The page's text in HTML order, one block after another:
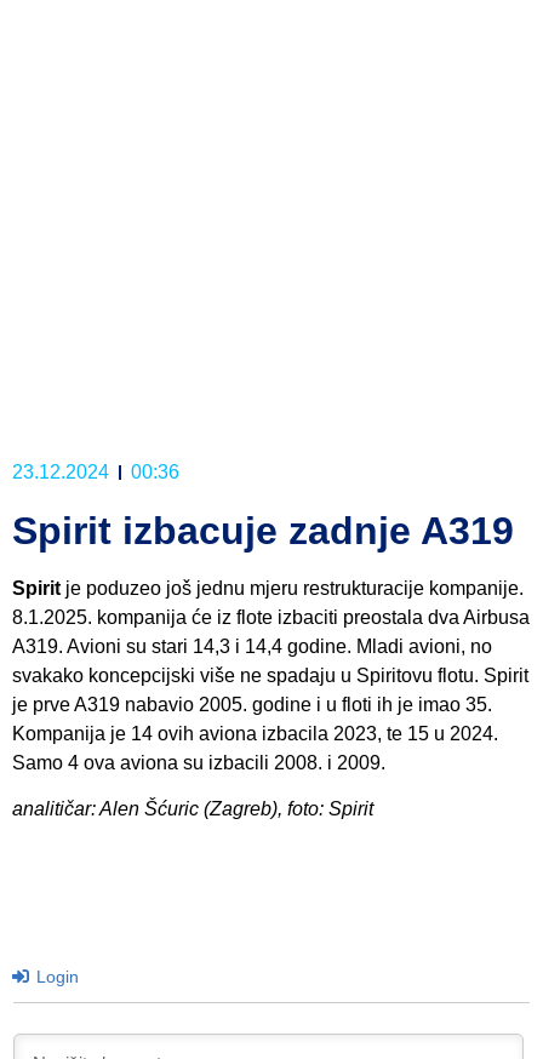
23.12.2024 00:36
Spirit izbacuje zadnje A319
Spirit je poduzeo još jednu mjeru restrukturacije kompanije.
8.1.2025. kompanija će iz flote izbaciti preostala dva Airbusa
A319. Avioni su stari 14,3 i 14,4 godine. Mladi avioni, no
svakako koncepcijski više ne spadaju u Spiritovu flotu. Spirit
je prve A319 nabavio 2005. godine i u floti ih je imao 35.
Kompanija je 14 ovih aviona izbacila 2023, te 15 u 2024.
Samo 4 ova aviona su izbacili 2008. i 2009.
analitičar: Alen Šćuric (Zagreb), foto: Spirit
Login